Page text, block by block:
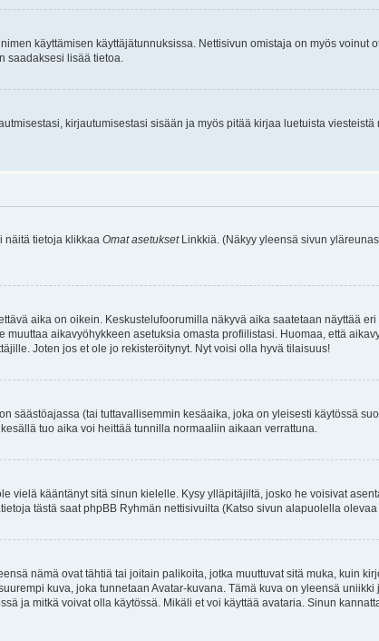
käyttämisen käyttäjätunnuksissa. Nettisivun omistaja on myös voinut
saadaksesi lisää tietoa.
kirjautumisestasi sisään ja myös pitää kirjaa luetuista viesteistä
näitä tietoja klikkaa Omat asetuksetLinkkiä. (Näkyy yleensä sivun
aika on oikein. Keskustelufoorumilla näkyvä aika saatetaan näyttää eri
aikavyöhykkeen asetuksia omasta profiilistasi. Huomaa, että
Joten jos et ole jo rekisteröitynyt. Nyt voisi olla hyvä tilaisuus!
säästöajassa (tai tuttavallisemmin kesäaika, joka on yleisesti käytössä
tuo aika voi heittää tunnilla normaaliin aikaan verrattuna.
vielä kääntänyt sitä sinun kielelle. Kysy ylläpitäjiltä, josko he voisivat
tästä saat phpBB Ryhmän nettisivuilta (Katso sivun alapuolella
nämä ovat tähtiä tai joitain palikoita, jotka muuttuvat sitä muka, kuin
kuva, joka tunnetaan Avatar-kuvana. Tämä kuva on yleensä uniikki
ja mitkä voivat olla käytössä. Mikäli et voi käyttää avataria. Sinun